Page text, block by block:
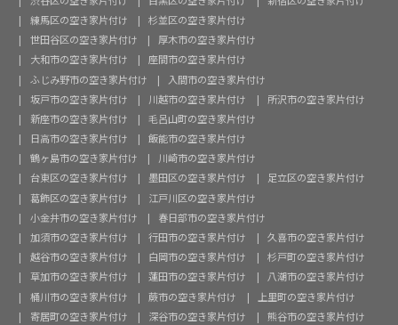
練馬区の空き家片付け
杉並区の空き家片付け
世田谷区の空き家片付け
厚木市の空き家片付け
大和市の空き家片付け
座間市の空き家片付け
ふじみ野市の空き家片付け
入間市の空き家片付け
坂戸市の空き家片付け
川越市の空き家片付け
所沢市の空き家片付け
新座市の空き家片付け
毛呂山町の空き家片付け
日高市の空き家片付け
飯能市の空き家片付け
鶴ヶ島市の空き家片付け
川崎市の空き家片付け
台東区の空き家片付け
墨田区の空き家片付け
足立区の空き家片付け
葛飾区の空き家片付け
江戸川区の空き家片付け
小金井市の空き家片付け
春日部市の空き家片付け
加須市の空き家片付け
行田市の空き家片付け
久喜市の空き家片付け
越谷市の空き家片付け
白岡市の空き家片付け
杉戸町の空き家片付け
草加市の空き家片付け
蓮田市の空き家片付け
八潮市の空き家片付け
桶川市の空き家片付け
蕨市の空き家片付け
上里町の空き家片付け
寄居町の空き家片付け
深谷市の空き家片付け
熊谷市の空き家片付け